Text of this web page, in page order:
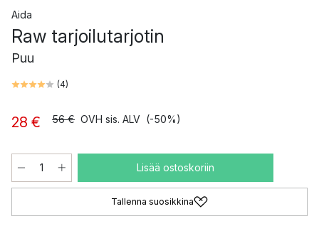
Aida
Raw tarjoilutarjotin
Puu
(4)
28 € 56 € OVH sis. ALV (-50%)
Lisää ostoskoriin
Tallenna suosikkina